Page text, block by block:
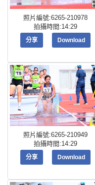
照片編號:6265-210978
拍攝時間:14:29
分享 Download
照片編號:6265-210949
拍攝時間:14:29
分享 Download